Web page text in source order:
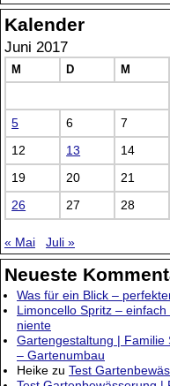
Kalender
Juni 2017
M D M
5
6 7
12
13 14
19
20 21
26
27 28
« Mai Juli »
Neueste
Was für ein Blick –
Limoncello Spritz –
niente
Gartengestaltung | Familie
– Gartenumbau
Heike zu Test